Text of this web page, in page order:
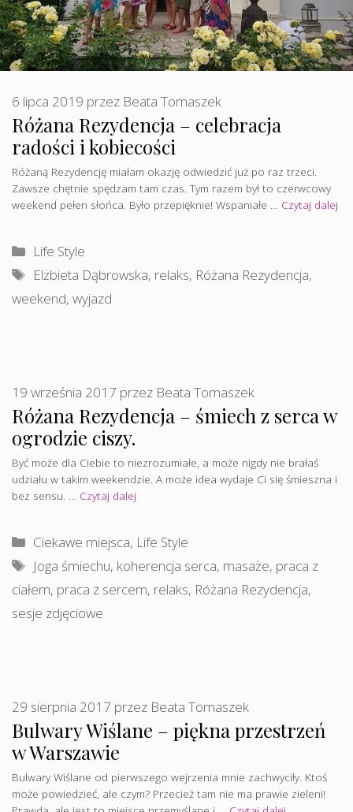
Różana Rezydencja – celebracja
radości i kobiecości
6 lipca 2019 przez Beata Tomaszek
Różaną Rezydencję miałam okazję odwiedzić już po raz trzeci.
Zawsze chętnie spędzam tam czas. Tym razem był to czerwcowy
weekend pełen słońca. Było przepięknie! Wspaniałe … Czytaj dalej
Kategorie
Life Style
Tagi
Elżbieta Dąbrowska, relaks, Różana Rezydencja,
weekend, wyjazd
Różana Rezydencja – śmiech z serca w
ogrodzie ciszy.
19 września 2017 przez Beata Tomaszek
Być może dla Ciebie to niezrozumiałe, a może nigdy nie brałaś
udziału w takim weekendzie. A może idea wydaje Ci się śmieszna i
bez sensu. … Czytaj dalej
Kategorie
Ciekawe miejsca, Life Style
Tagi
Joga śmiechu, koherencja serca, masaże, praca z
ciałem, praca z sercem, relaks, Różana Rezydencja,
sesje zdjęciowe
Bulwary Wiślane – piękna przestrzeń
w Warszawie
29 sierpnia 2017 przez Beata Tomaszek
Bulwary Wiślane od pierwszego wejrzenia mnie zachwyciły. Ktoś
może powiedzieć, ale czym? Przecież tam nie ma prawie zieleni!